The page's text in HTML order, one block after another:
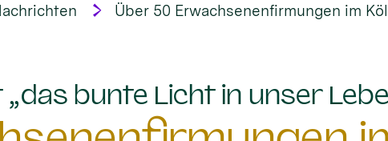
Über 50 Erwachsenenfirmungen im
bunte Licht in unser